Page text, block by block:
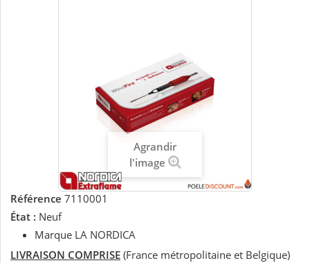
Agrandir
l'image
Référence 7110001
État : Neuf
Marque LA NORDICA
LIVRAISON COMPRISE (France métropolitaine et Belgique)